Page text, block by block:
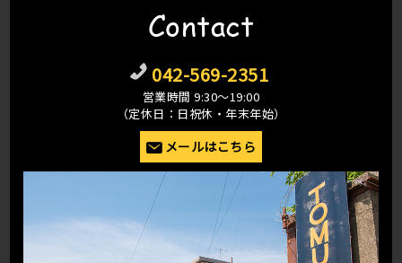
Contact
042-569-2351
営業時間 9:30〜19:00
（定休日：日祝休・年末年始）
メールはこちら